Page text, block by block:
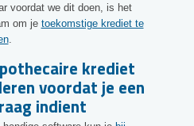
voordat we dit doen, is het
om je toekomstige krediet te
.
krediet
voordat je een
indient